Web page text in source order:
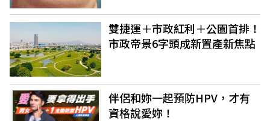
雙捷運＋市政紅利＋公園首排！
市政帝景6字頭成新置產新焦點
伴侶和妳一起預防HPV，才有
資格說愛妳！